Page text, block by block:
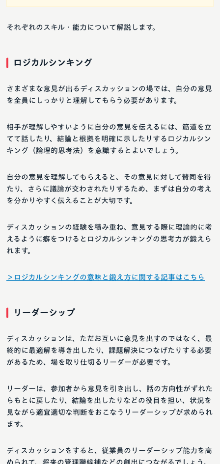
それぞれのスキル・能力について解説します。
ロジカルシンキング
さまざまな意見が出るディスカッションの場では、自分の意見
を全員にしっかりと理解してもらう必要があります。
相手が理解しやすいように自分の意見を伝えるには、筋道を立
てて話したり、結論と根拠を明確に示したりするロジカルシン
キング（論理的思考法）を意識するとよいでしょう。
自分の意見を理解してもらえると、その意見に対して賛同を得
たり、さらに議論が交わされたりするため、まずは自分の考え
を分かりやすく伝えることが大切です。
ディスカッションの経験を積み重ね、意見する際に理論的に考
えるように癖をつけるとロジカルシンキングの思考力が鍛えら
れます。
＞ロジカルシンキングの意味と鍛え方に関する記事はこちら
リーダーシップ
ディスカッションは、ただお互いに意見を出すのではなく、最
終的に最適解を導き出したり、課題解決につなげたりする必要
があるため、場を取り仕切るリーダーが必要です。
リーダーは、参加者から意見を引き出し、話の方向性がずれた
らもとに戻したり、結論を出したりなどの役目を担い、状況を
見ながら適宜適切な判断をおこなうリーダーシップが求められ
ます。
ディスカッションをすると、従業員のリーダーシップ能力を高
められて、将来の管理職候補などの創出につながるでしょう。